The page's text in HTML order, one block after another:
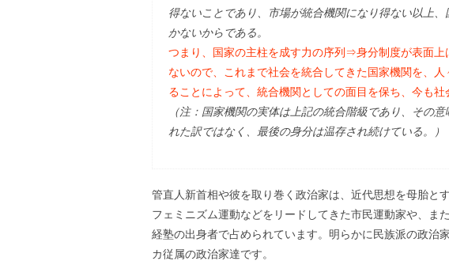
得ないことであり、市場が統合機関になり得ない以上
かないからである。
つまり、国家の主柱を成す力の序列⇒身分制度が表面
ないので、これまで社会を統合してきた国家機関を、
ることによって、統合機関としての面目を保ち、今も社
（注：国家機関の実体は上記の統合階級であり、その
れた訳ではなく、最後の身分は温存され続けている。）
管直人新首相や彼を取り巻く政治家は、近代思想を母胎と
フェミニズム運動などをリードしてきた市民運動家や、ま
経塾の出身者で占められています。明らかに民族派の政治
カ従属の政治家達です。